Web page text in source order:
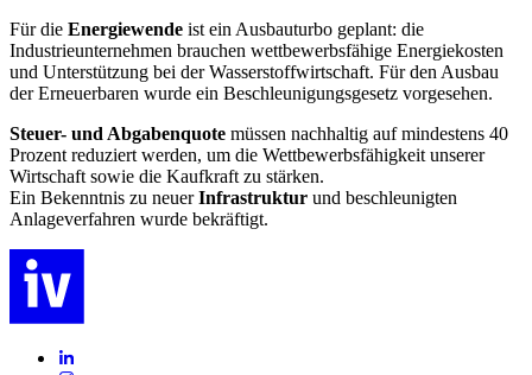
Für die Energiewende ist ein Ausbauturbo geplant: die
Industrieunternehmen brauchen wettbewerbsfähige Energiekosten
und Unterstützung bei der Wasserstoffwirtschaft. Für den Ausbau
der Erneuerbaren wurde ein Beschleunigungsgesetz vorgesehen.
Steuer- und Abgabenquote müssen nachhaltig auf mindestens 40
Prozent reduziert werden, um die Wettbewerbsfähigkeit unserer
Wirtschaft sowie die Kaufkraft zu stärken.
Ein Bekenntnis zu neuerInfrastruktur und beschleunigten
Anlageverfahren wurde bekräftigt.